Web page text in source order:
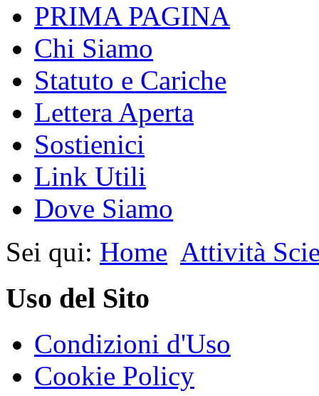
PRIMA PAGINA
Chi Siamo
Statuto e Cariche
Lettera Aperta
Sostienici
Link Utili
Dove Siamo
Sei qui: Home Attività
Uso del Sito
Condizioni d'Uso
Cookie Policy